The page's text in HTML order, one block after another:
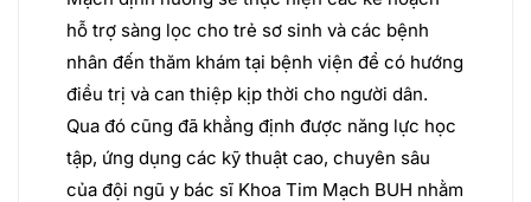
hỗ trợ sàng lọc cho trẻ sơ sinh và các bệnh
nhân đến thăm khám tại bệnh viện để có hướng
điều trị và can thiệp kịp thời cho người dân.
Qua đó cũng đã khẳng định được năng lực học
tập, ứng dụng các kỹ thuật cao, chuyên sâu
của đội ngũ y bác sĩ Khoa Tim Mạch BUH nhằm